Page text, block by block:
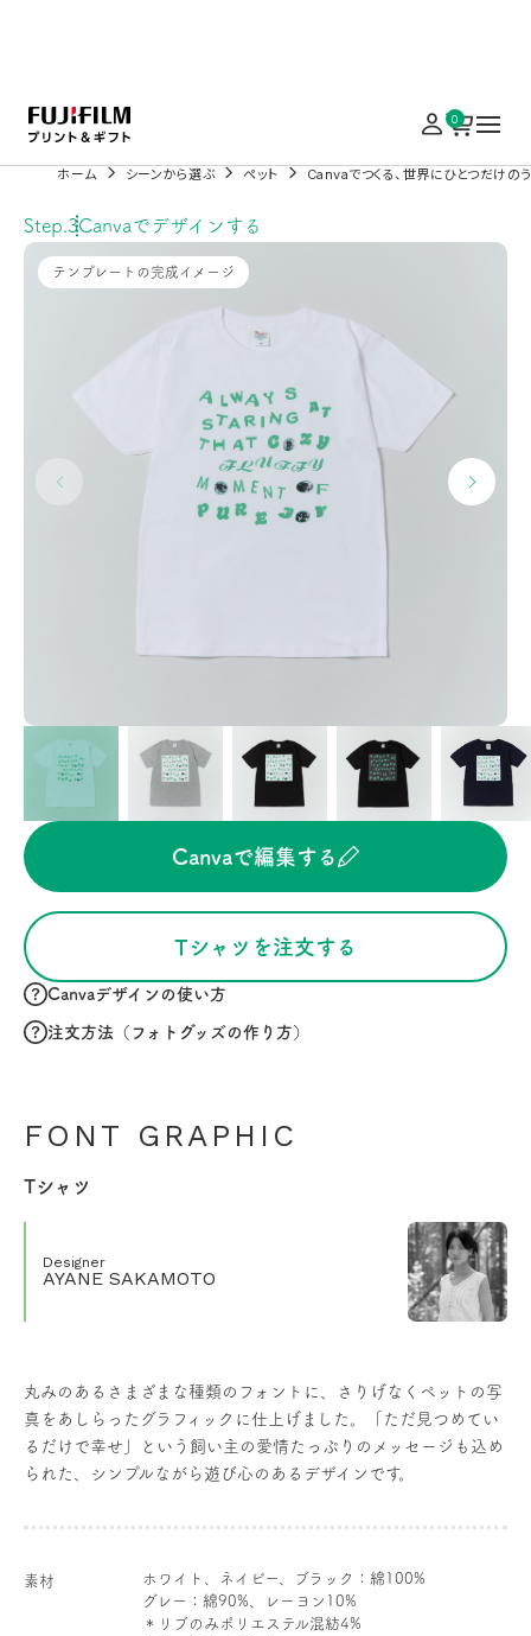
0
ホーム シーンから選ぶ ペット Canvaでつくる、世界にひとつだけの
Step.3Canvaでデザインする
テンプレートの完成イメージ
FONT GRAPHIC
Tシャツ
Designer
AYANE SAKAMOTO
Canvaで編集する
Tシャツを注文する
Canvaデザインの使い方
注文方法（フォトグッズの作り方）
丸みのあるさまざまな種類のフォントに、さりげなくペットの写
真をあしらったグラフィックに仕上げました。「ただ見つめてい
るだけで幸せ」という飼い主の愛情たっぷりのメッセージも込め
られた、シンプルながら遊び心のあるデザインです。
素材
ホワイト、ネイビー、ブラック：綿100%
グレー：綿90%、レーヨン10%
＊リブのみポリエステル混紡4%